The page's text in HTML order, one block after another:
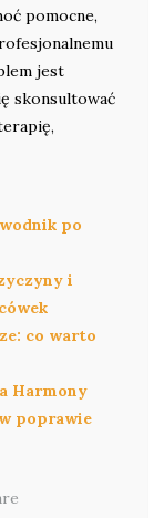
pomocne,
jest
skonsultować
po
i
co warto
Harmony
poprawie